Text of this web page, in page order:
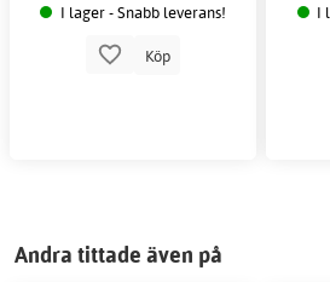
I lager - Snabb leverans!
Köp
I
Andra tittade även på